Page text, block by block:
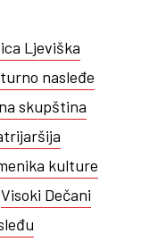
Ljeviška
nasleđe
skupština
kulture
Visoki Dečani